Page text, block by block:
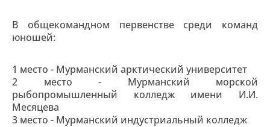
В общекомандном первенстве среди команд
юношей:
1 место - Мурманский арктический университет
2 место - Мурманский морской
рыбопромышленный колледж имени И.И.
Месяцева
3 место - Мурманский индустриальный колледж